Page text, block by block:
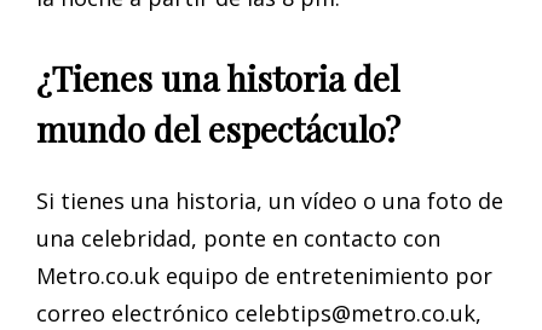
¿Tienes una historia del
mundo del espectáculo?
Si tienes una historia, un vídeo o una foto de
una celebridad, ponte en contacto con
Metro.co.uk equipo de entretenimiento por
correo electrónico celebtips@metro.co.uk,